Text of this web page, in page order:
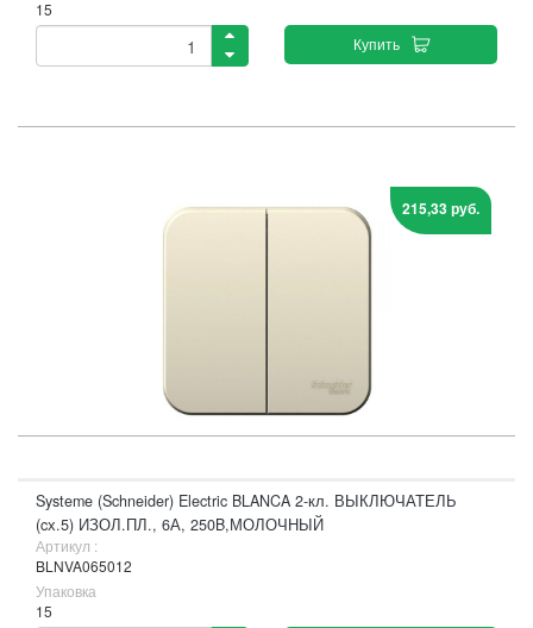
15
Купить
215,33 руб.
Systeme (Schneider) Electric BLANCA 2-кл. ВЫКЛЮЧАТЕЛЬ
(cх.5) ИЗОЛ.ПЛ., 6А, 250B,МОЛОЧНЫЙ
Артикул :
BLNVA065012
Упаковка
15